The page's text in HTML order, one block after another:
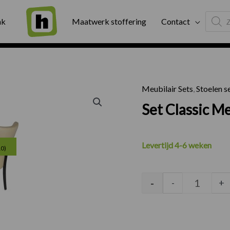
Maatwerk stoffering Contact
search
Binnen twee werkdagen geleverd
Meubilair Sets,Stoelen
Set Classic
prijs
is:
Levertijd 4-6 weken
Set
- - +